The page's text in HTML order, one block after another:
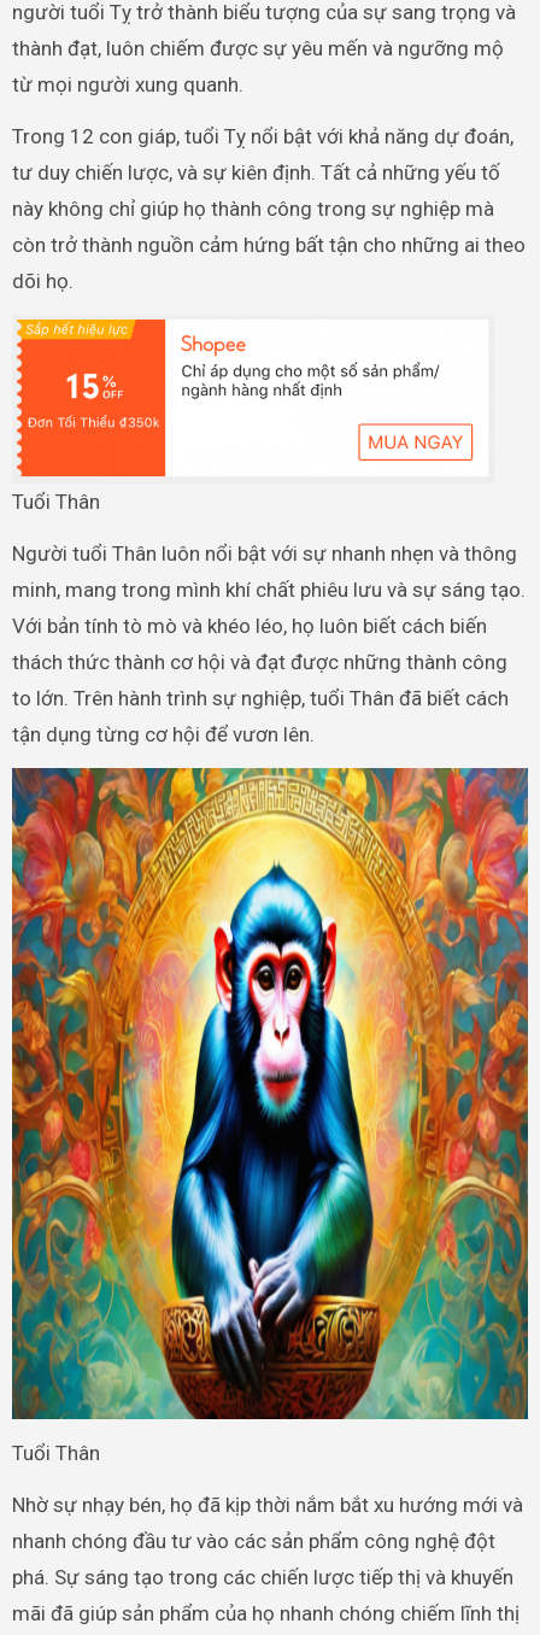
người tuổi Tỵ trở thành biểu tượng của sự sang trọng và
thành đạt, luôn chiếm được sự yêu mến và ngưỡng mộ
từ mọi người xung quanh.
Trong 12 con giáp, tuổi Tỵ nổi bật với khả năng dự đoán,
tư duy chiến lược, và sự kiên định. Tất cả những yếu tố
này không chỉ giúp họ thành công trong sự nghiệp mà
còn trở thành nguồn cảm hứng bất tận cho những ai theo
dõi họ.
Tuổi Thân
Người tuổi Thân luôn nổi bật với sự nhanh nhẹn và thông
minh, mang trong mình khí chất phiêu lưu và sự sáng tạo.
Với bản tính tò mò và khéo léo, họ luôn biết cách biến
thách thức thành cơ hội và đạt được những thành công
to lớn. Trên hành trình sự nghiệp, tuổi Thân đã biết cách
tận dụng từng cơ hội để vươn lên.
Tuổi Thân
Nhờ sự nhạy bén, họ đã kịp thời nắm bắt xu hướng mới và
nhanh chóng đầu tư vào các sản phẩm công nghệ đột
phá. Sự sáng tạo trong các chiến lược tiếp thị và khuyến
mãi đã giúp sản phẩm của họ nhanh chóng chiếm lĩnh thị